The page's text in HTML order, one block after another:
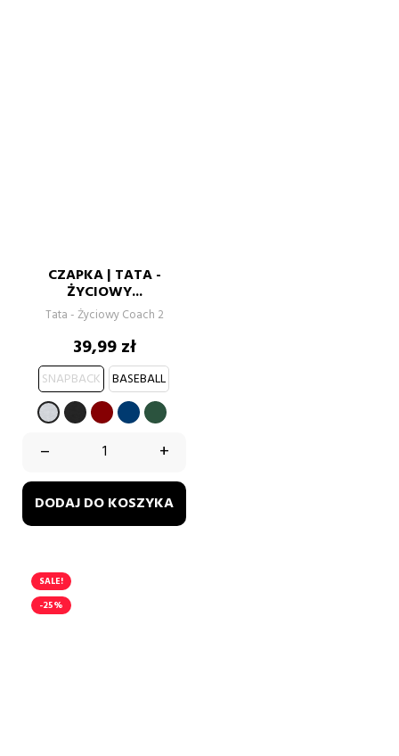
CZAPKA | TATA -
ŻYCIOWY...
Tata - Życiowy Coach 2
Cena
39,99 zł
SNAPBACK
BASEBALL
SZARYCZARNYBORDOWYGRANATOWY
BUTELKOWA
– +
DODAJ DO KOSZYKA
SALE!
-25%